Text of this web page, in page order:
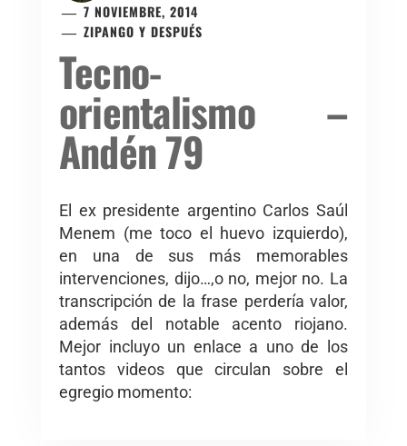
7 NOVIEMBRE, 2014
ZIPANGO Y DESPUÉS
Tecno-
orientalismo –
Andén 79
El ex presidente argentino Carlos Saúl
Menem (me toco el huevo izquierdo),
en una de sus más memorables
intervenciones, dijo…,o no, mejor no. La
transcripción de la frase perdería valor,
además del notable acento riojano.
Mejor incluyo un enlace a uno de los
tantos videos que circulan sobre el
egregio momento: